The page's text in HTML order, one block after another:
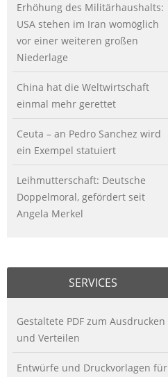
Erhöhung des Militärhaushalts:
USA stehen im Iran womöglich
vor einer weiteren großen
Niederlage
China hat die Weltwirtschaft
einmal mehr gerettet
Ceuta – an Pedro Sanchez wird
ein Exempel statuiert
Leihmutterschaft: Deutsche
Doppelmoral, gefördert seit
Angela Merkel
SERVICES
Gestaltete PDF zum Ausdrucken
und Verteilen
Entwürfe und Druckvorlagen für